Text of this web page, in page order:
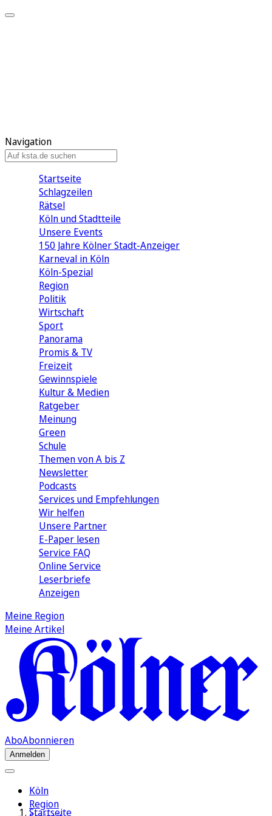
Navigation
Startseite
Schlagzeilen
Rätsel
Köln und Stadtteile
Unsere Events
150 Jahre Kölner Stadt-Anzeiger
Karneval in Köln
Köln-Spezial
Region
Politik
Wirtschaft
Sport
Panorama
Promis & TV
Freizeit
Gewinnspiele
Kultur & Medien
Ratgeber
Meinung
Green
Schule
Themen von A bis Z
Newsletter
Podcasts
Services und Empfehlungen
Wir helfen
Unsere Partner
E-Paper lesen
Service FAQ
Online Service
Leserbriefe
Anzeigen
Meine Region
Meine Artikel
AboAbonnieren
Anmelden
Köln
Region
Startseite